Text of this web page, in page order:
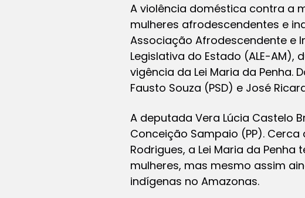
A violência doméstica contra a
mulheres afrodescendentes e
Associação Afrodescendente e
Legislativa do Estado (ALE-
vigência da Lei Maria da Penha.
Fausto Souza (PSD) e José
A deputada Vera Lúcia Castelo
Conceição Sampaio (PP).
Rodrigues, a Lei Maria da
mulheres, mas mesmo assim
indígenas no Amazonas.